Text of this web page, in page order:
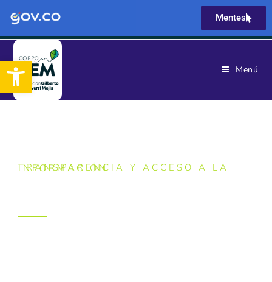
Abrir barra de herramientas
Mentes
Menú
TRANSPARENCIA Y ACCESO A LA INFORMACIÓN